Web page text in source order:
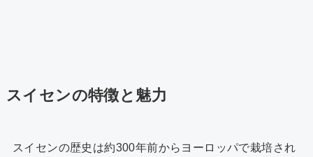
スイセンの特徴と魅力
スイセンの歴史は約300年前からヨーロッパで栽培され